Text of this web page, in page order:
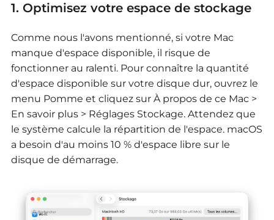
1. Optimisez votre espace de stockage
Comme nous l'avons mentionné, si votre Mac
manque d'espace disponible, il risque de
fonctionner au ralenti. Pour connaître la quantité
d'espace disponible sur votre disque dur, ouvrez le
menu Pomme et cliquez sur À propos de ce Mac >
En savoir plus > Réglages Stockage. Attendez que
le système calcule la répartition de l'espace. macOS
a besoin d'au moins 10 % d'espace libre sur le
disque de démarrage.